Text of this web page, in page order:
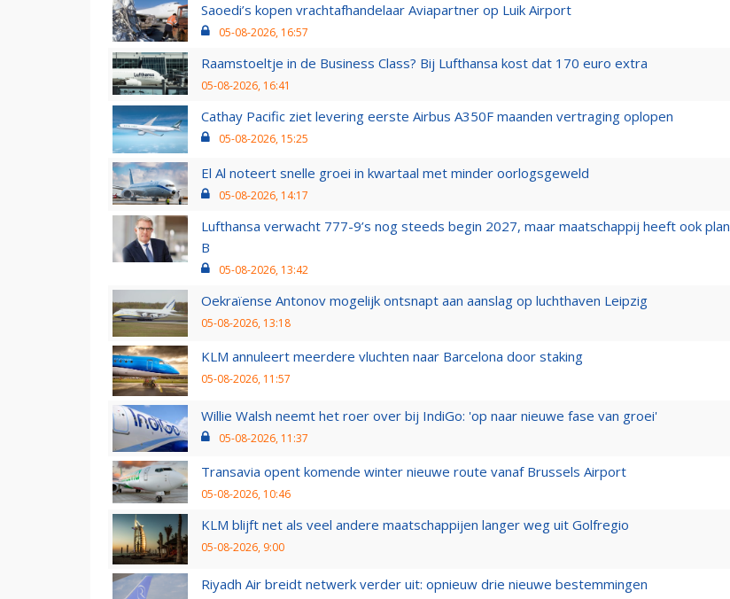
Saoedi’s kopen vrachtafhandelaar Aviapartner op Luik Airport
05-08-2026, 16:57
Raamstoeltje in de Business Class? Bij Lufthansa kost dat 170 euro extra
05-08-2026, 16:41
Cathay Pacific ziet levering eerste Airbus A350F maanden vertraging oplopen
05-08-2026, 15:25
El Al noteert snelle groei in kwartaal met minder oorlogsgeweld
05-08-2026, 14:17
Lufthansa verwacht 777-9’s nog steeds begin 2027, maar maatschappij heeft ook plan
B
05-08-2026, 13:42
Oekraïense Antonov mogelijk ontsnapt aan aanslag op luchthaven Leipzig
05-08-2026, 13:18
KLM annuleert meerdere vluchten naar Barcelona door staking
05-08-2026, 11:57
Willie Walsh neemt het roer over bij IndiGo: 'op naar nieuwe fase van groei'
05-08-2026, 11:37
Transavia opent komende winter nieuwe route vanaf Brussels Airport
05-08-2026, 10:46
KLM blijft net als veel andere maatschappijen langer weg uit Golfregio
05-08-2026, 9:00
Riyadh Air breidt netwerk verder uit: opnieuw drie nieuwe bestemmingen